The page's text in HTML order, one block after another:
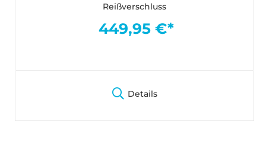
Reißverschluss
449,95 €*
Details